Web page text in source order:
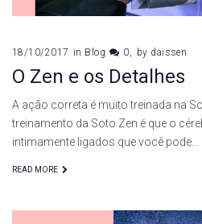
18/10/2017 in Blog 0 by daissen
O Zen e os Detalhes
A ação correta é muito treinada na
treinamento da Soto Zen é que o
intimamente ligados que você pode…
READ MORE